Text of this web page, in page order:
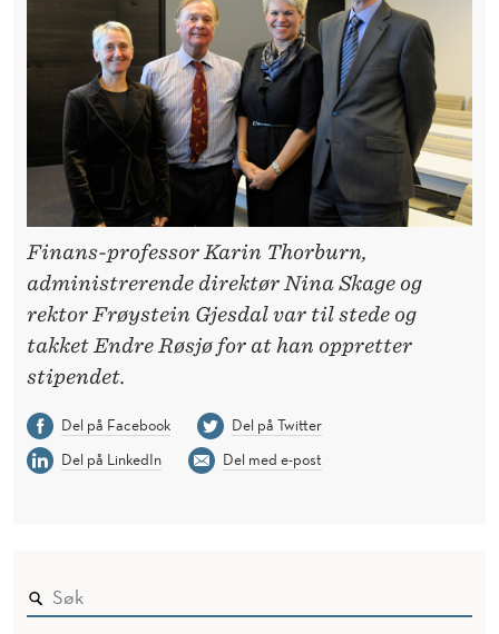
Finans-professor Karin Thorburn,
administrerende direktør Nina Skage og
rektor Frøystein Gjesdal var til stede og
takket Endre Røsjø for at han oppretter
stipendet.
Del på Facebook
Del på Twitter
Del på LinkedIn
Del med e-post